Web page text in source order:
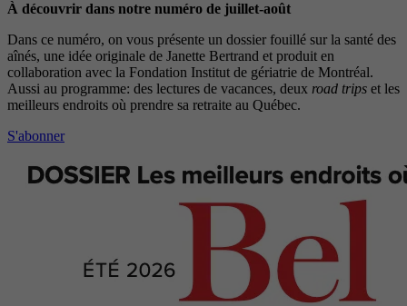
À découvrir dans notre numéro de juillet-août
Dans ce numéro, on vous présente un dossier fouillé sur la santé des
aînés, une idée originale de Janette Bertrand et produit en
collaboration avec la Fondation Institut de gériatrie de Montréal.
Aussi au programme: des lectures de vacances, deux road trips et les
meilleurs endroits où prendre sa retraite au Québec.
S'abonner